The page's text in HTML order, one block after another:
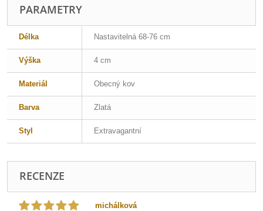
PARAMETRY
Délka Nastavitelná 68-76 cm
Výška 4 cm
Materiál Obecný kov
Barva Zlatá
Styl Extravagantní
RECENZE
michálková